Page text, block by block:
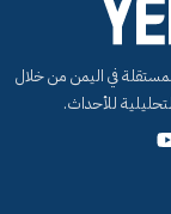
في اليمن من خلال
للأحداث.